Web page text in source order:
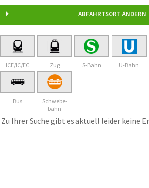
ABFAHRTSORT ÄNDERN
Bielefeld Carl-Severing-Schulen
ICE/IC/EC Zug S-Bahn U-Bahn
Bus
Schwebe-
bahn
Zu Ihrer Suche gibt es aktuell leider keine